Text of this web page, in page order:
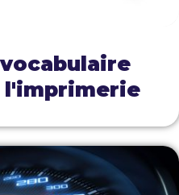
l'imprimerie